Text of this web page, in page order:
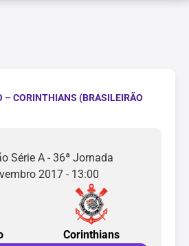
– CORINTHIANS (BRASILEIRÃO
Série A - 36ª Jornada
2017 - 13:00
Corinthians